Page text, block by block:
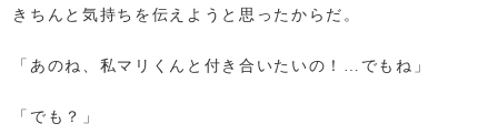
きちんと気持ちを伝えようと思ったからだ。
「あのね、私マリくんと付き合いたいの！…でもね」
「でも？」